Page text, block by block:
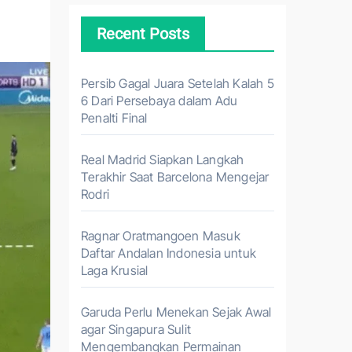
Recent Posts
Persib Gagal Juara Setelah Kalah 5
6 Dari Persebaya dalam Adu
Penalti Final
Real Madrid Siapkan Langkah
Terakhir Saat Barcelona Mengejar
Rodri
Ragnar Oratmangoen Masuk
Daftar Andalan Indonesia untuk
Laga Krusial
Garuda Perlu Menekan Sejak Awal
agar Singapura Sulit
Mengembangkan Permainan